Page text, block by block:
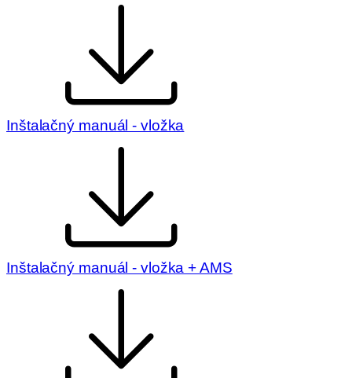
Inštalačný manuál - vložka
Inštalačný manuál - vložka + AMS